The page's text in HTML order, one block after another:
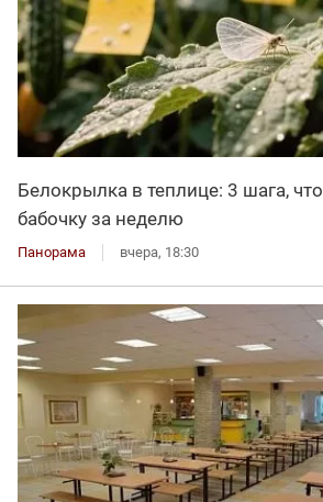
Белокрылка в теплице: 3 шага,
бабочку за неделю
Панорама вчера, 18:30